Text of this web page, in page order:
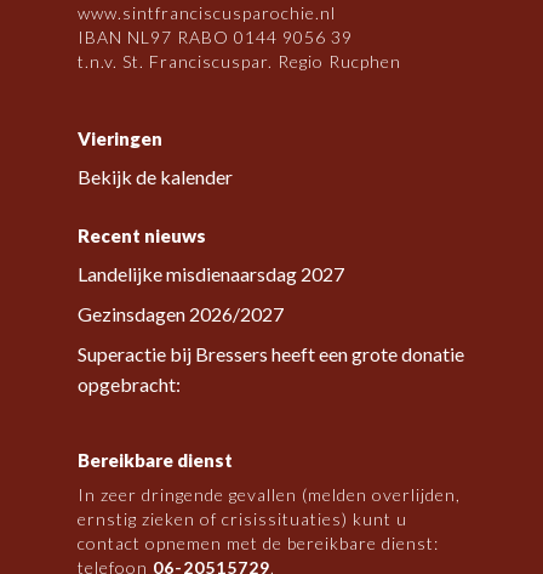
www.sintfranciscusparochie.nl
IBAN NL97 RABO 0144 9056 39
t.n.v. St. Franciscuspar. Regio Rucphen
Vieringen
Bekijk de kalender
Recent nieuws
Landelijke misdienaarsdag 2027
Gezinsdagen 2026/2027
Superactie bij Bressers heeft een grote donatie
opgebracht:
Bereikbare dienst
In zeer dringende gevallen (melden overlijden,
ernstig zieken of crisissituaties) kunt u
contact opnemen met de bereikbare dienst:
telefoon 06-20515729.